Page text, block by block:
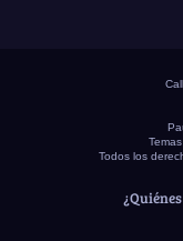
Todos los